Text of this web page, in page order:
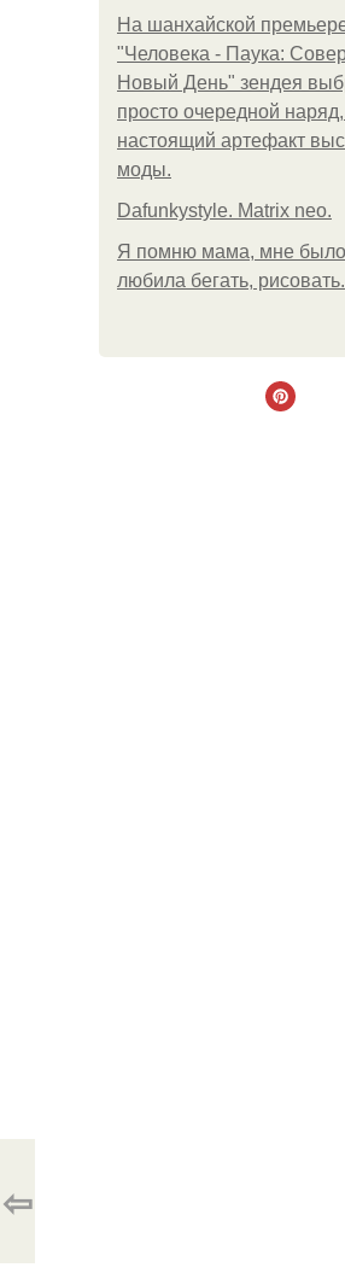
На шанхайской
"Человека - Паука:
Новый День" зендея
просто очередной
настоящий артефакт
моды.
Dafunkystyle. Matrix neo.
Я помню мама, мне было
любила бегать, рисовать.
⇦